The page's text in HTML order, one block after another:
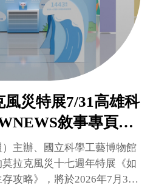
風災特展7/31高雄科
敘事專頁搶
越時空的陪伴與重
主辦、國立科學工藝博物館
莫拉克風災十七週年特展《如
攻略》，將於2026年7月31